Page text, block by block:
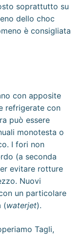
soprattutto su
dello choc
è consigliata
con apposite
refrigerate con
può essere
monotesta o
I fori non
(a seconda
evitare rotture
Nuovi
un particolare
(waterjet).
Tagli,